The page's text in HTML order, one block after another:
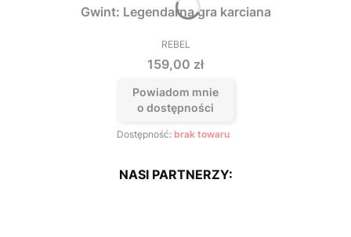
Gwint: Legendarna gra karciana
PRODUCENT
REBEL
Cena
159,00 zł
Powiadom mnie
o dostępności
Dostępność: brak towaru
NASI PARTNERZY: